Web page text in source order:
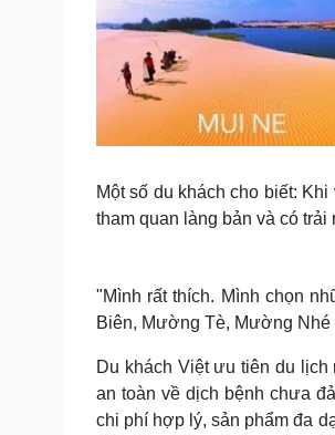
Một số du khách cho biết:
tham quan làng bản và có
"Mình rất thích. Mình chọn
Biên, Mường Tè, Mường
Du khách Việt ưu tiên du
an toàn về dịch bệnh chưa
chi phí hợp lý, sản phẩm đa